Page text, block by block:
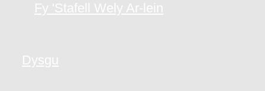
Fy 'Stafell Wely Ar-lein
Dysgu